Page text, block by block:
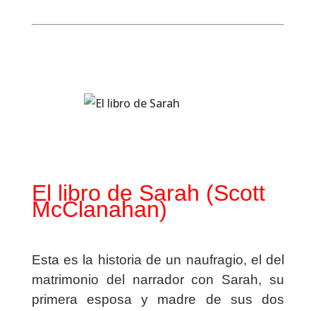
El libro de Sarah (Scott
McClanahan)
Esta es la historia de un naufragio, el del
matrimonio del narrador con Sarah, su
primera esposa y madre de sus dos